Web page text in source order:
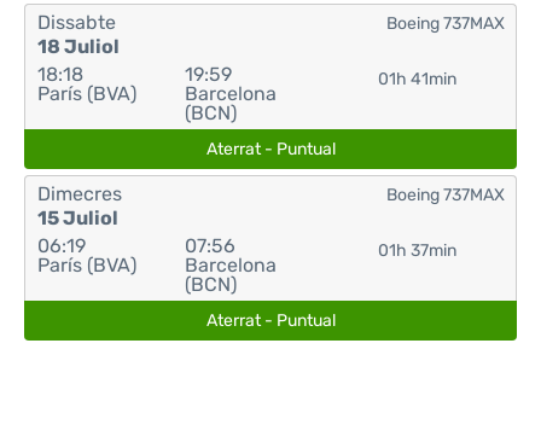
Dissabte
18 Juliol
18:18
París (BVA)
19:59
Barcelona
(BCN)
01h 41min
Boeing 737MAX
Aterrat - Puntual
Dimecres
15 Juliol
06:19
París (BVA)
07:56
Barcelona
(BCN)
01h 37min
Boeing 737MAX
Aterrat - Puntual